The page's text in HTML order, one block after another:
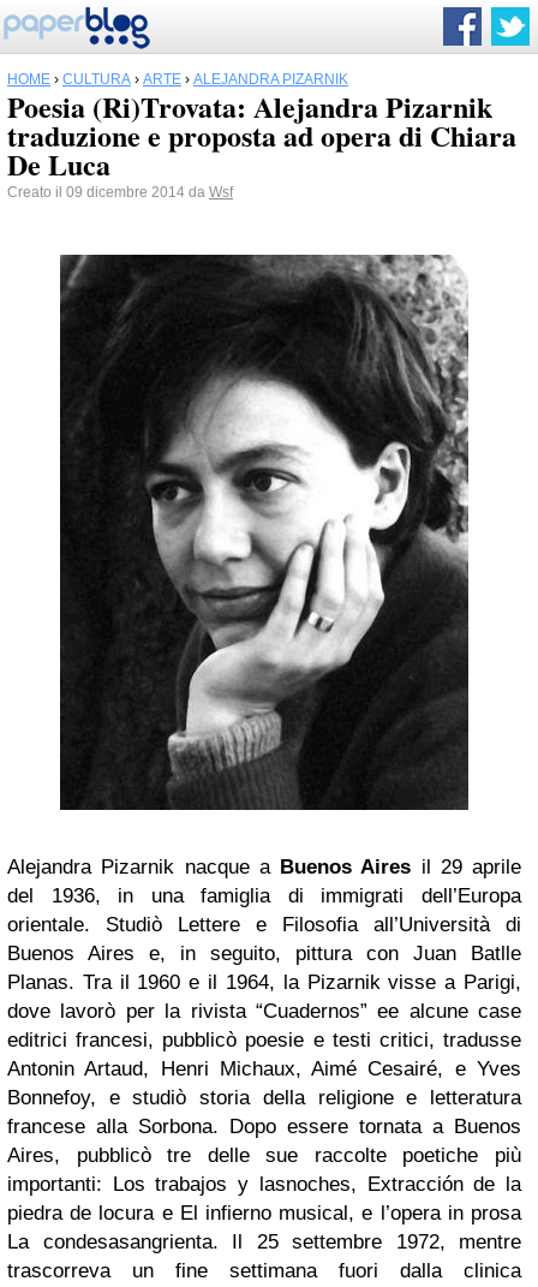
HOME › CULTURA › ARTE › ALEJANDRA PIZARNIK
Poesia (Ri)Trovata: Alejandra Pizarnik
traduzione e proposta ad opera di Chiara
De Luca
Creato il 09 dicembre 2014 da Wsf
Alejandra Pizarnik nacque a Buenos Aires il 29 aprile
del 1936, in una famiglia di immigrati dell’Europa
orientale. Studiò Lettere e Filosofia all’Università di
Buenos Aires e, in seguito, pittura con Juan Batlle
Planas. Tra il 1960 e il 1964, la Pizarnik visse a Parigi,
dove lavorò per la rivista “Cuadernos” ee alcune case
editrici francesi, pubblicò poesie e testi critici, tradusse
Antonin Artaud, Henri Michaux, Aimé Cesairé, e Yves
Bonnefoy, e studiò storia della religione e letteratura
francese alla Sorbona. Dopo essere tornata a Buenos
Aires, pubblicò tre delle sue raccolte poetiche più
importanti: Los trabajos y lasnoches, Extracción de la
piedra de locura e El infierno musical, e l’opera in prosa
La condesasangrienta. Il 25 settembre 1972, mentre
trascorreva un fine settimana fuori dalla clinica